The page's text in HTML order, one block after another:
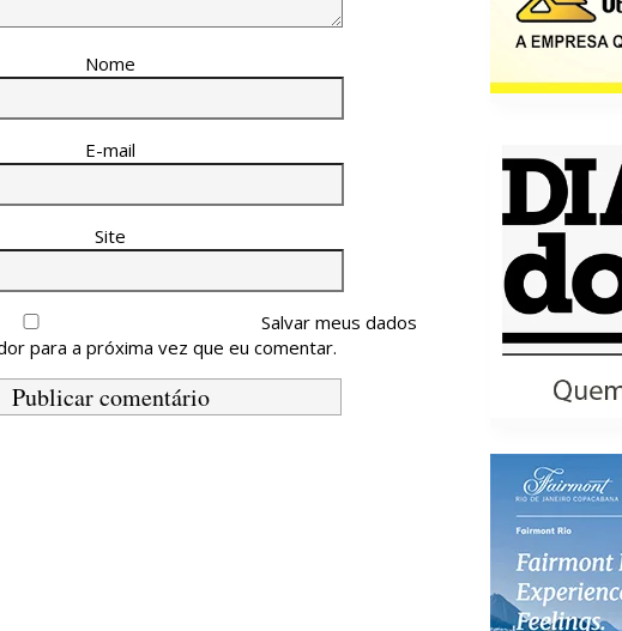
Nome
E-mail
Site
Salvar meus dados
para a próxima vez que eu comentar.